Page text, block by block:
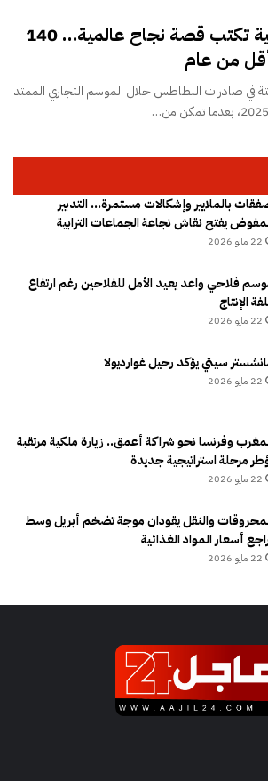
البطاطس المغربية تكتب قصة نجاح عالمية… 140
من عام
في صادرات البطاطس خلال الموسم التجاري الممتد
بالملايير وإشكالات مستمرة… التدبير
يفتح نقاش نجاعة الجماعات الترابية
22 مايو 2026
فلاحي واعد يعيد الأمل للفلاحين رغم ارتفاع
الإنتاج
22 مايو 2026
سيتي يؤكد رحيل غوارديولا
22 مايو 2026
وفرنسا نحو شراكة أعمق.. زيارة ملكية مرتقبة
مرحلة استراتيجية جديدة
22 مايو 2026
والنقل يقودان موجة تضخم أبريل وسط
أسعار المواد الغذائية
22 مايو 2026